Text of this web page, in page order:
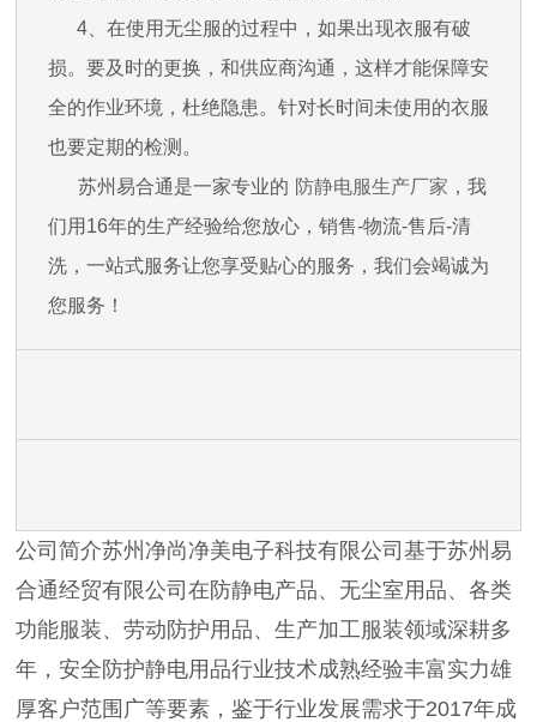
4、在使用无尘服的过程中，如果出现衣服有破
损。要及时的更换，和供应商沟通，这样才能保障安
全的作业环境，杜绝隐患。针对长时间未使用的衣服
也要定期的检测。
苏州易合通是一家专业的 防静电服生产厂家 ，我
们用16年的生产经验给您放心，销售-物流-售后-清
洗，一站式服务让您享受贴心的服务，我们会竭诚为
您服务！
公司简介苏州净尚净美电子科技有限公司基于苏州易
合通经贸有限公司在防静电产品、无尘室用品、各类
功能服装、劳动防护用品、生产加工服装领域深耕多
年，安全防护静电用品行业技术成熟经验丰富实力雄
厚客户范围广等要素，鉴于行业发展需求于2017年成